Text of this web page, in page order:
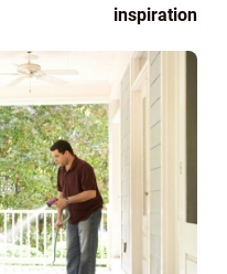
inspiration